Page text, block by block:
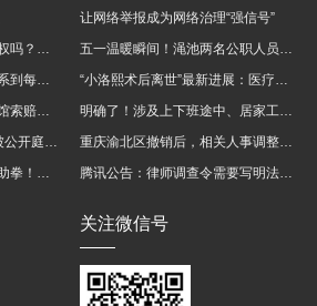
用影视剧截图做广告构成侵权吗？法院这样判
微信转账时要注明，这事关系到每个人……
吸毒被查跳窗摔伤，起诉宾馆索赔，法院这样判！
海南7人非法收售野生动物被公开庭审 涉案金额2100多万
老子殴打防疫人员、儿子来助拳！均被判刑
让网络举报成为网络治理“强信号”
五一温暖瞬间！渑池两名公职人员，路遇车祸挺身而出
“小洛熙术后离世”最新进展：医疗事故鉴定已启动
明确了！涉及上下班途中、居家工作等，这些情形可认定工伤→
重庆渝北区撤销后，相关人事调整再披露
腾讯公告：律师调查令需要写明法官手机号，2025年12月31日后施行
关注微信号